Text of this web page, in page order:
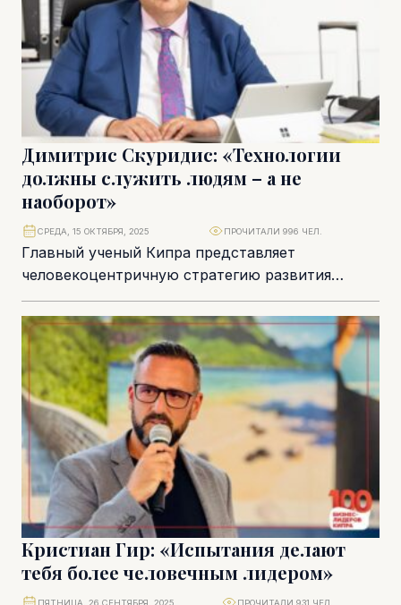
Димитрис Скуридис: «Технологии
должны служить людям – а не
наоборот»
Главный ученый Кипра представляет
человекоцентричную стратегию развития
науки, исследований и инноваций. Благодаря ей
к 2035 году страна значительно усилит свои...
СРЕДА, 15 ОКТЯБРЯ, 2025 ПРОЧИТАЛИ 996 ЧЕЛ.
Кристиан Гир: «Испытания делают
тебя более человечным лидером»
ПЯТНИЦА, 26 СЕНТЯБРЯ, 2025 ПРОЧИТАЛИ 931 ЧЕЛ.